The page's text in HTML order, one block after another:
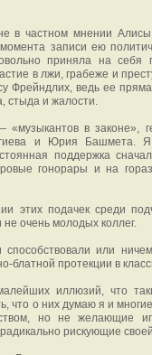
в частном мнении
записи ею
приняла на себя
в лжи, грабеже и
Фрейндлих, ведь ее
стыда и жалости.
в законе»,
и Юрия Башмета.
поддержка
гонорары и на
этих подачек среди
очень молодых коллег.
или
блатной протекции в
иллюзий, что
что о них думаю я и
но не желающие
рискующие